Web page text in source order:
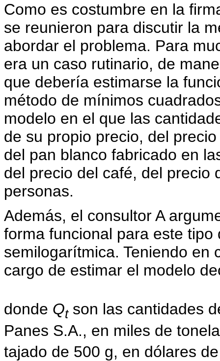
Como es costumbre en la
se reunieron para discutir la
abordar el problema. Para
era un caso rutinario, de
que debería estimarse la
método de mínimos
modelo en el que las
de su propio precio, del
del pan blanco fabricado en
del precio del café, del precio
personas.
Además, el consultor A
forma funcional para este tipo
semilogarítmica. Teniendo en
cargo de estimar el modelo
donde Qtson las cantidades
Panes S.A., en miles de
tajado de 500 g, en dólares